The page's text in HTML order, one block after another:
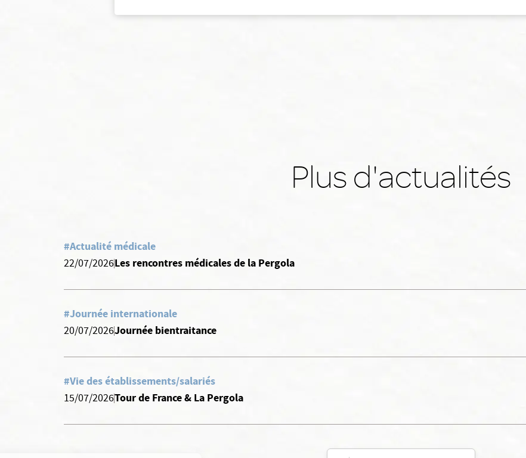
Plus d'actualités
#Actualité médicale
22/07/2026Les rencontres médicales de la Pergola
#Journée internationale
20/07/2026Journée bientraitance
#Vie des établissements/salariés
15/07/2026Tour de France & La Pergola